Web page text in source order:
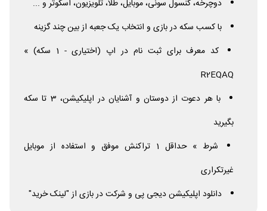
دوچرخه، کنسول سونی، موبایل، طلا، تلویزیون، اسکوتر و ...
با کسب سکه در بازی و انتخاب یک جعبه از بین چند گزینه
کد معرف برای ثبت نام در اپ (اختیاری - 1 سکه) »
R2EQAQ
با هر دعوت از دوستان و آشنایان در اپلیکیشن، 3 تا سکه
بگیرید
شرط » حداقل 1 تراکنش موفق و استفاده از موبایل
غیرتکراری
دانلود اپلیکیشن دیجی پی و شرکت در بازی از "لینک خرید"